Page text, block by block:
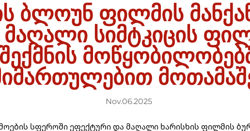
ბლოუნ ფილმის
სიმტკიცის
Nov.06.2025
სფეროში ეფექტური და მაღალი ხარისხის ფილმის